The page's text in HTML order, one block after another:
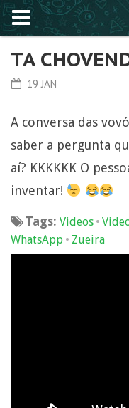
TA
19 JAN
A conversa das
saber a pergunta
aí? KKKKKK O
inventar!
Tags: Videos •
WhatsApp • Zueira